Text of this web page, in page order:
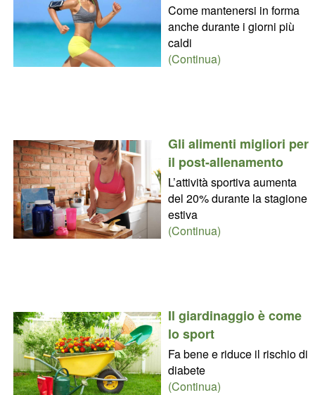
Come mantenersi in forma
anche durante i giorni più
caldi
(Continua)
Gli alimenti migliori per
il post-allenamento
L’attività sportiva aumenta
del 20% durante la stagione
estiva
(Continua)
Il giardinaggio è come
lo sport
Fa bene e riduce il rischio di
diabete
(Continua)